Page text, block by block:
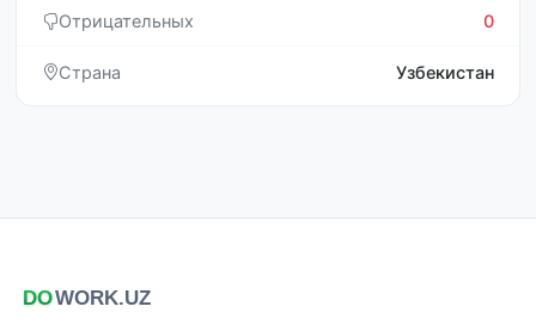
Отрицательных 0
Страна Узбекистан